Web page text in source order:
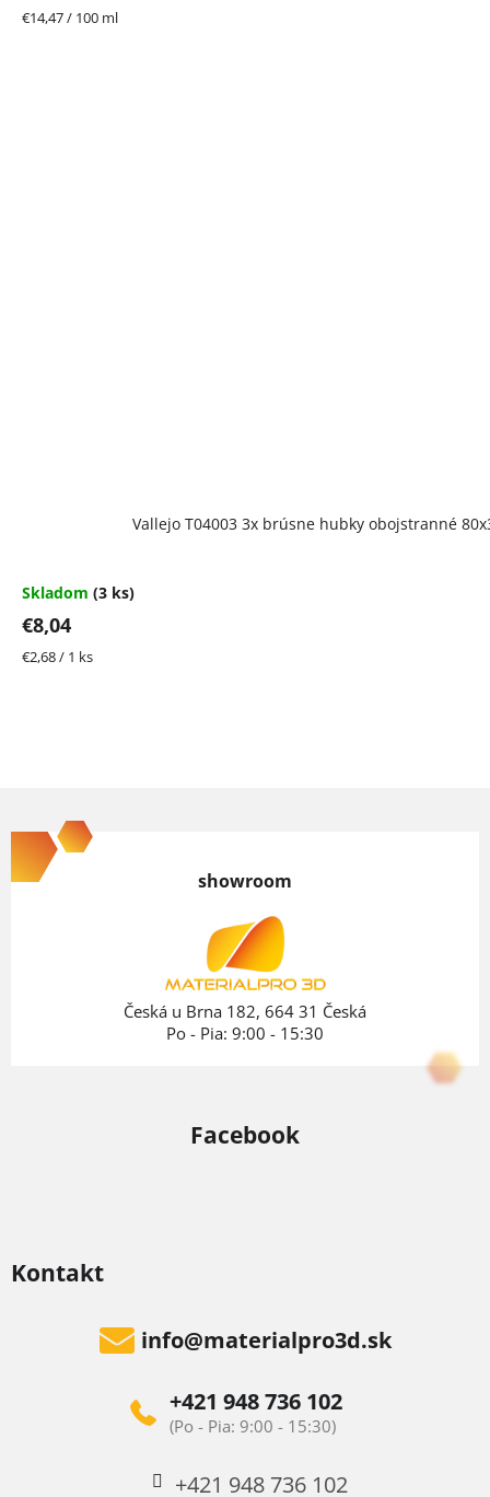
Jednotková
€14,47 / 100 ml
Vallejo T04003 3x brúsne hubky obojstranné
Skladom (3 ks)
€8,04
Jednotková
€2,68 / 1 ks
á
p
Kontakt
info@materialpro3d.sk
+421 948 736 102
+421 948 736 102
showroom
Česká u Brna 182, 664 31 Česká
Po - Pia: 9:00 - 15:30
Facebook